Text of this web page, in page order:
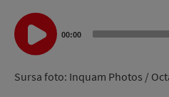
Audio
Player
00:00
Sursa foto: Inquam Photos /